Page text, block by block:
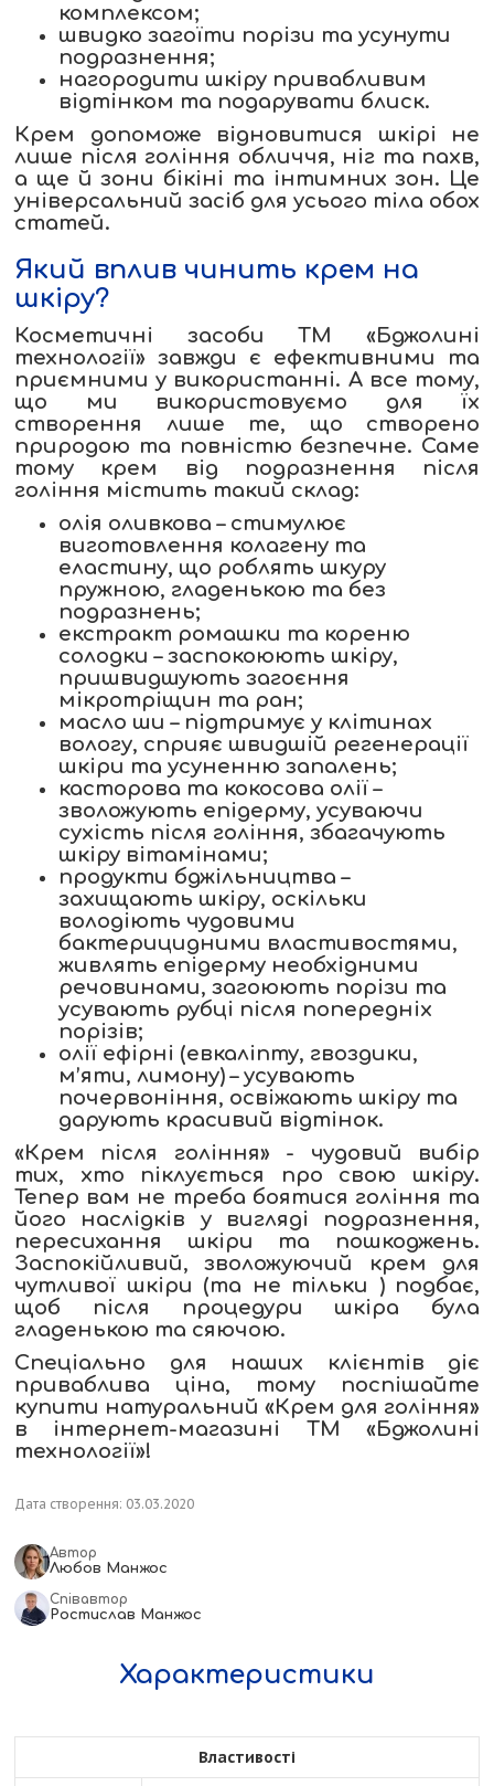
комплексом;
швидко загоїти порізи та усунути
подразнення;
нагородити шкіру привабливим
відтінком та подарувати блиск.
Крем допоможе відновитися шкірі не
лише після гоління обличчя, ніг та пахв,
а ще й зони бікіні та інтимних зон. Це
універсальний засіб для усього тіла обох
статей.
Який вплив чинить крем на
шкіру?
Косметичні засоби ТМ «Бджолині
технології» завжди є ефективними та
приємними у використанні. А все тому,
що ми використовуємо для їх
створення лише те, що створено
природою та повністю безпечне. Саме
тому крем від подразнення після
гоління містить такий склад:
олія оливкова – стимулює
виготовлення колагену та
еластину, що роблять шкуру
пружною, гладенькою та без
подразнень;
екстракт ромашки та кореню
солодки – заспокоюють шкіру,
пришвидшують загоєння
мікротріщин та ран;
масло ши – підтримує у клітинах
вологу, сприяє швидшій регенерації
шкіри та усуненню запалень;
касторова та кокосова олії –
зволожують епідерму, усуваючи
сухість після гоління, збагачують
шкіру вітамінами;
продукти бджільництва –
захищають шкіру, оскільки
володіють чудовими
бактерицидними властивостями,
живлять епідерму необхідними
речовинами, загоюють порізи та
усувають рубці після попередніх
порізів;
олії ефірні (евкаліпту, гвоздики,
м’яти, лимону) – усувають
почервоніння, освіжають шкіру та
дарують красивий відтінок.
«Крем після гоління» - чудовий вибір
тих, хто піклується про свою шкіру.
Тепер вам не треба боятися гоління та
його наслідків у вигляді подразнення,
пересихання шкіри та пошкоджень.
Заспокійливий, зволожуючий крем для
чутливої шкіри (та не тільки ) подбає,
щоб після процедури шкіра була
гладенькою та сяючою.
Спеціально для наших клієнтів діє
приваблива ціна, тому поспішайте
купити натуральний «Крем для гоління»
в інтернет-магазині ТМ «Бджолині
технології»!
Дата створення: 03.03.2020
Автор
Любов Манжос
Співавтор
Ростислав Манжос
Характеристики
Властивості